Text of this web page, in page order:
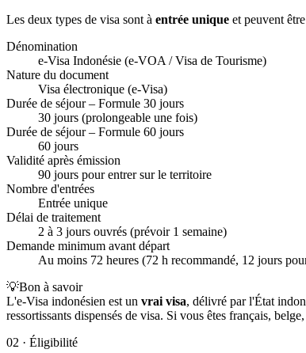
Les deux types de visa sont à entrée unique et peuvent
Dénomination
e-Visa Indonésie (e-VOA / Visa de Tourisme)
Nature du document
Visa électronique (e-Visa)
Durée de séjour – Formule 30 jours
30 jours (prolongeable une fois)
Durée de séjour – Formule 60 jours
60 jours
Validité après émission
90 jours pour entrer sur le territoire
Nombre d'entrées
Entrée unique
Délai de traitement
2 à 3 jours ouvrés (prévoir 1 semaine)
Demande minimum avant départ
Au moins 72 heures (72 h recommandé, 12 jours
💡Bon à savoir
L'e-Visa indonésien est un vrai visa, délivré par l'État
ressortissants dispensés de visa. Si vous êtes français,
02 · Éligibilité